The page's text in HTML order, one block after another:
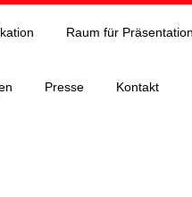
Raum für Präsentation
Presse Kontakt